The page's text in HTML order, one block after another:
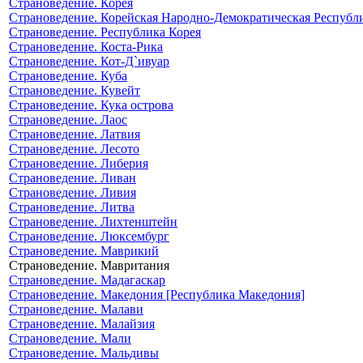
Страноведение. Корейская Народно-Демократическая
Страноведение. Республика Корея
Страноведение. Коста-Рика
Страноведение. Кот-Д`ивуар
Страноведение. Куба
Страноведение. Кувейт
Страноведение. Кука острова
Страноведение. Лаос
Страноведение. Латвия
Страноведение. Лесото
Страноведение. Либерия
Страноведение. Ливан
Страноведение. Ливия
Страноведение. Литва
Страноведение. Лихтенштейн
Страноведение. Люксембург
Страноведение. Маврикий
Страноведение. Мавритания
Страноведение. Мадагаскар
Страноведение. Македония [Республика Македония]
Страноведение. Малави
Страноведение. Малайзия
Страноведение. Мали
Страноведение. Мальдивы